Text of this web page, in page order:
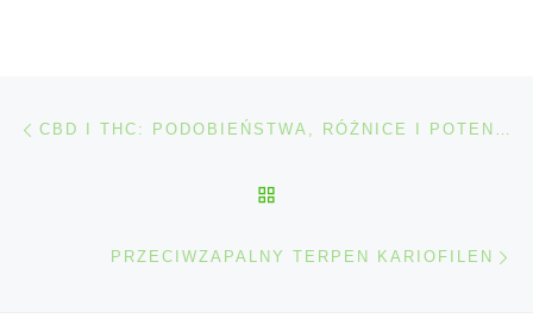
Nawigacja wpisu CBD I THC: PODOBIEŃSTWA, RÓŻNICE I POTENCJALNE KORZYŚCI
PRZECIWZAPALNY TERPEN KARIOFILEN